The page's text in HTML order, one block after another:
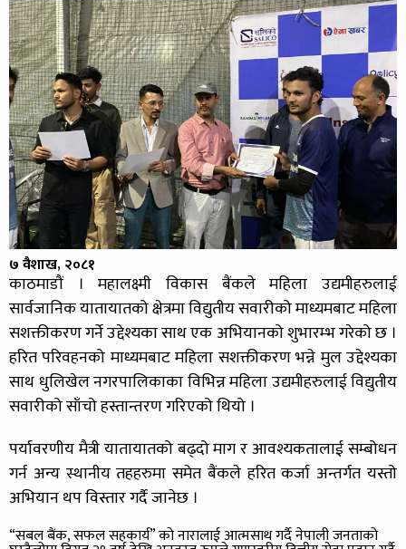
७ वैशाख, २०८१
काठमाडौं । महालक्ष्मी विकास बैंकले महिला उद्यमीहरुलाई
सार्वजानिक यातायातको क्षेत्रमा विद्युतीय सवारीको माध्यमबाट महिला
सशक्तीकरण गर्ने उद्देश्यका साथ एक अभियानको शुभारम्भ गरेको छ ।
हरित परिवहनको माध्यमबाट महिला सशक्तीकरण भन्ने मुल उद्देश्यका
साथ धुलिखेल नगरपालिकाका विभिन्न महिला उद्यमीहरुलाई विद्युतीय
सवारीको साँचो हस्तान्तरण गरिएको थियो ।
पर्यावरणीय मैत्री यातायातको बढ्दो माग र आवश्यकतालाई सम्बोधन
गर्न अन्य स्थानीय तहहरुमा समेत बैंकले हरित कर्जा अन्तर्गत यस्तो
अभियान थप विस्तार गर्दै जानेछ ।
“सबल बैंक, सफल सहकार्य” को नारालाई आत्मसाथ गर्दै नेपाली जनताको